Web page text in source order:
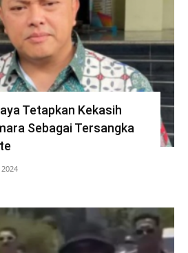
Tetapkan Kekasih
Sebagai Tersangka